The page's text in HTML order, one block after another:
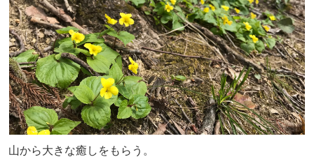
山から大きな癒しをもらう。